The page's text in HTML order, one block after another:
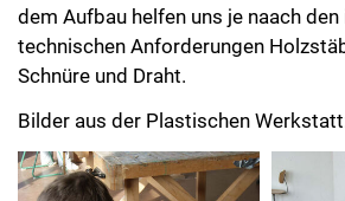
dem Aufbau helfen uns je naach
technischen Anforderungen
Schnüre und Draht.
Bilder aus der Plastischen